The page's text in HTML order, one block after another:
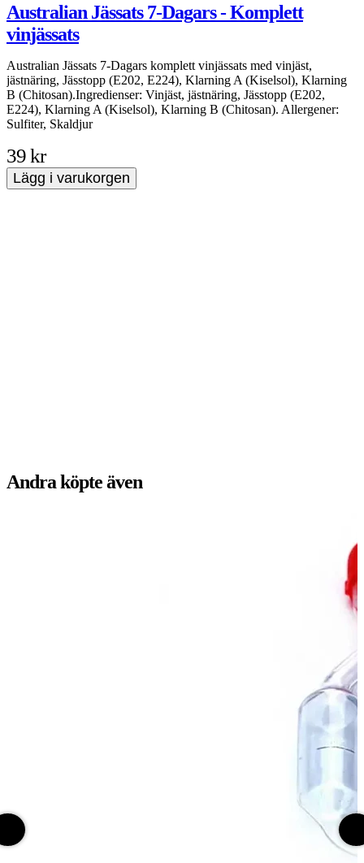
Australian Jässats 7-Dagars - Komplett
vinjässats
Australian Jässats 7-Dagars komplett vinjässats med vinjäst,
jästnäring, Jässtopp (E202, E224), Klarning A (Kiselsol), Klarning
B (Chitosan).Ingredienser: Vinjäst, jästnäring, Jässtopp (E202,
E224), Klarning A (Kiselsol), Klarning B (Chitosan). Allergener:
Sulfiter, Skaldjur
39 kr
Lägg i varukorgen
Andra köpte även